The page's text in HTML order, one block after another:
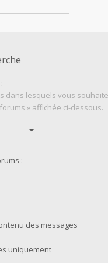
dans lesquels vous
» affichée ci-dessous.
:
des messages
uniquement